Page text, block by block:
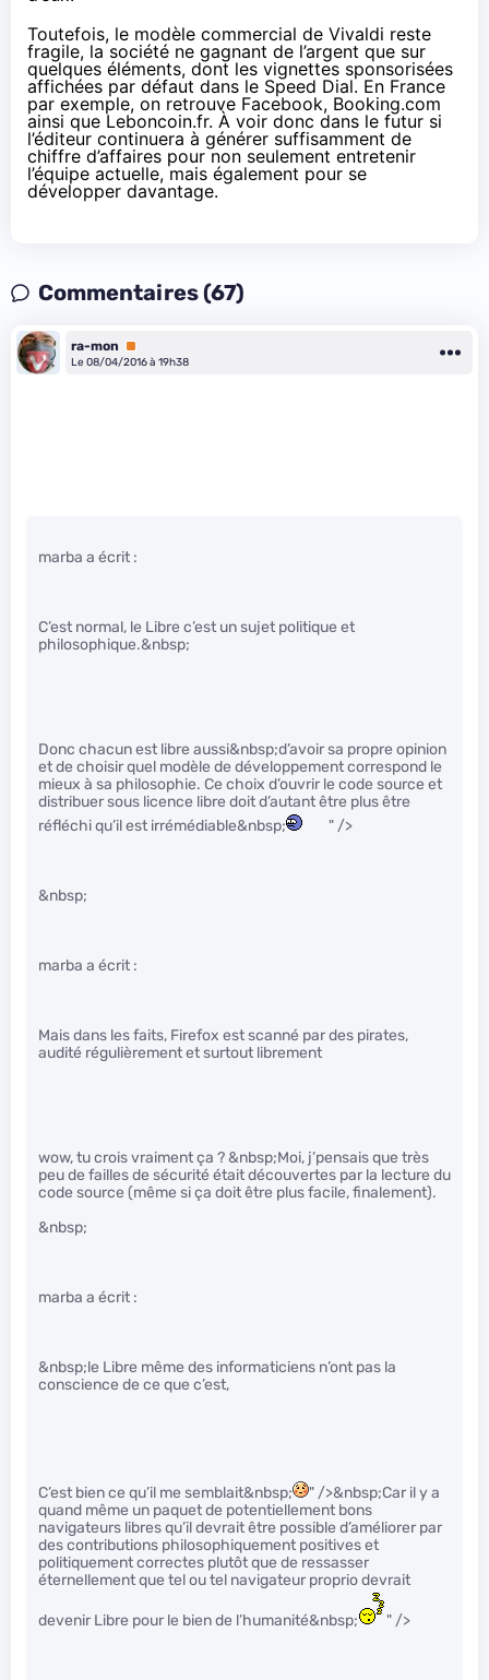
Toutefois, le modèle commercial de Vivaldi reste
fragile, la société ne gagnant de l’argent que sur
quelques éléments, dont les vignettes sponsorisées
affichées par défaut dans le Speed Dial. En France
par exemple, on retrouve Facebook, Booking.com
ainsi que Leboncoin.fr. À voir donc dans le futur si
l’éditeur continuera à générer suffisamment de
chiffre d’affaires pour non seulement entretenir
l’équipe actuelle, mais également pour se
développer davantage.
Commentaires (67)
ra-mon
Premium
Le 08/04/2016 à 19h38
marba a écrit :
C’est normal, le Libre c’est un sujet politique et
philosophique.&nbsp;
Donc chacun est libre aussi&nbsp;d’avoir sa propre opinion
et de choisir quel modèle de développement correspond le
mieux à sa philosophie. Ce choix d’ouvrir le code source et
distribuer sous licence libre doit d’autant être plus être
réfléchi qu’il est irrémédiable&nbsp;
" />
&nbsp;
marba a écrit :
Mais dans les faits, Firefox est scanné par des pirates,
audité régulièrement et surtout librement
wow, tu crois vraiment ça ? &nbsp;Moi, j’pensais que très
peu de failles de sécurité était découvertes par la lecture du
code source (même si ça doit être plus facile, finalement).
&nbsp;
marba a écrit :
&nbsp;le Libre même des informaticiens n’ont pas la
conscience de ce que c’est,
C’est bien ce qu’il me semblait&nbsp;
" />&nbsp;Car il y a
quand même un paquet de potentiellement bons
navigateurs libres qu’il devrait être possible d’améliorer par
des contributions philosophiquement positives et
politiquement correctes plutôt que de ressasser
éternellement que tel ou tel navigateur proprio devrait
devenir Libre pour le bien de l’humanité&nbsp; " />